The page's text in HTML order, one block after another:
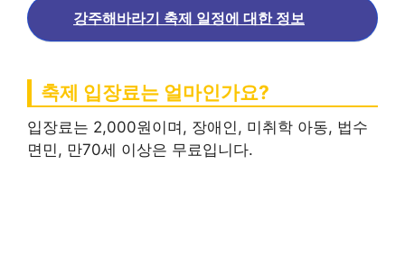
강주해바라기 축제 일정에 대한 정보
축제 입장료는 얼마인가요?
입장료는 2,000원이며, 장애인, 미취학 아동, 법수
면민, 만70세 이상은 무료입니다.